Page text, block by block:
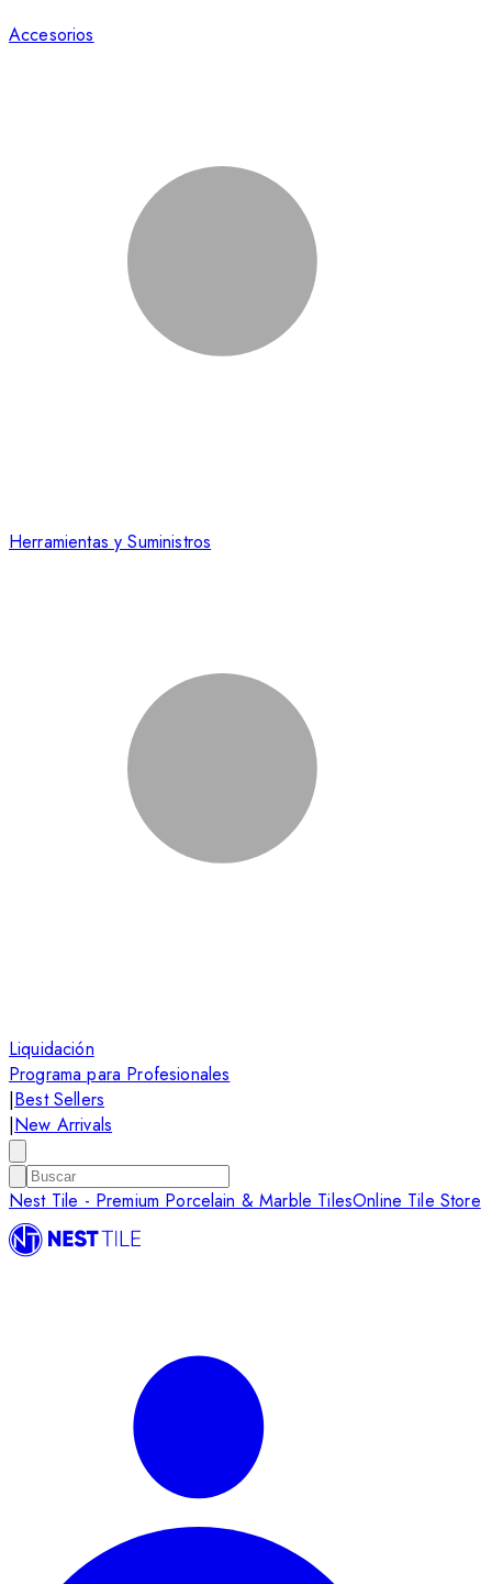
Accesorios
Herramientas y Suministros
Liquidación
Programa para Profesionales
|Best Sellers
|New Arrivals
Nest Tile - Premium Porcelain & Marble TilesOnline Tile Store